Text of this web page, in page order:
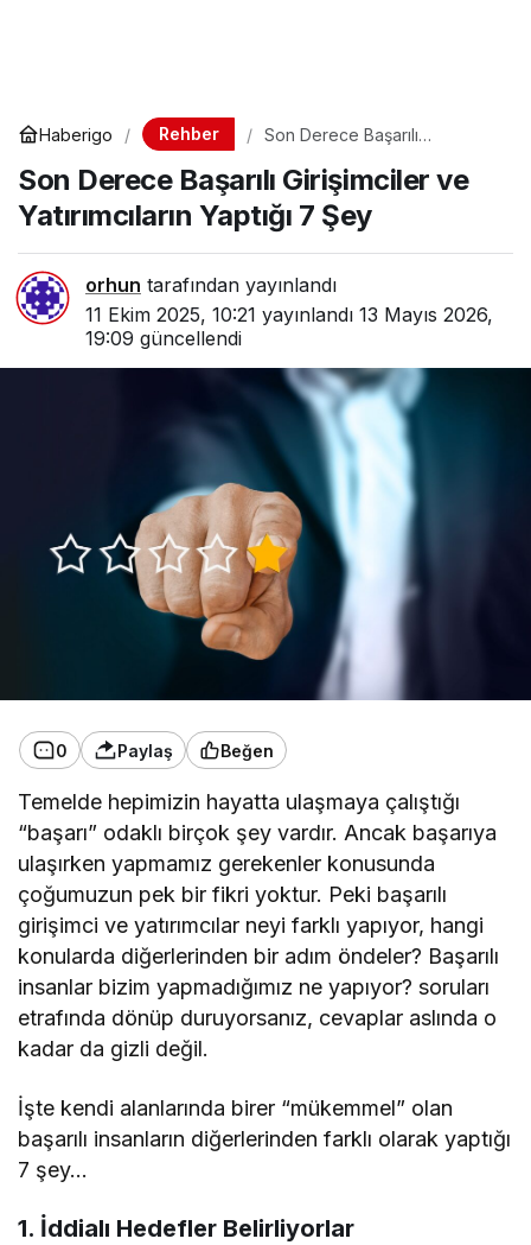
Haberigo Rehber
Son Derece Başarılı
Yaptığı 7 Şey
Son Derece Başarılı Girişimciler ve
Yatırımcıların Yaptığı 7 Şey
orhun tarafından yayınlandı
11 Ekim 2025, 10:21 yayınlandı 13 Mayıs 2026,
19:09 güncellendi
0 Paylaş Beğen
Temelde hepimizin hayatta ulaşmaya çalıştığı
“başarı” odaklı birçok şey vardır. Ancak başarıya
ulaşırken yapmamız gerekenler konusunda
çoğumuzun pek bir fikri yoktur. Peki başarılı
girişimci ve yatırımcılar neyi farklı yapıyor, hangi
konularda diğerlerinden bir adım öndeler? Başarılı
insanlar bizim yapmadığımız ne yapıyor? soruları
etrafında dönüp duruyorsanız, cevaplar aslında o
kadar da gizli değil.
İşte kendi alanlarında birer “mükemmel” olan
başarılı insanların diğerlerinden farklı olarak yaptığı
7 şey…
1. İddialı Hedefler Belirliyorlar